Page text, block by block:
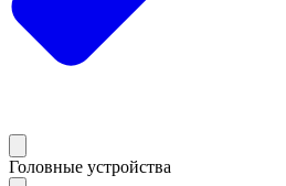
Головные устройства